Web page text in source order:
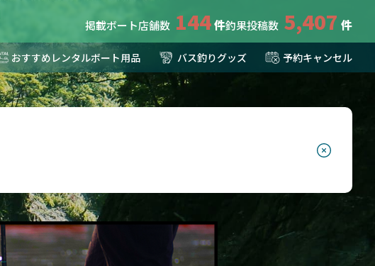
掲載ボート店舗数 144 釣果投稿数 5,407
おすすめレンタルボート用品 バス釣りグッズ 予約キャンセル